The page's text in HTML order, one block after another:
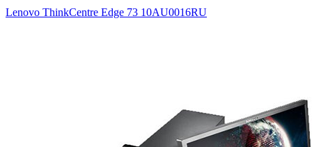
Lenovo ThinkCentre Edge 73 10AU0016RU